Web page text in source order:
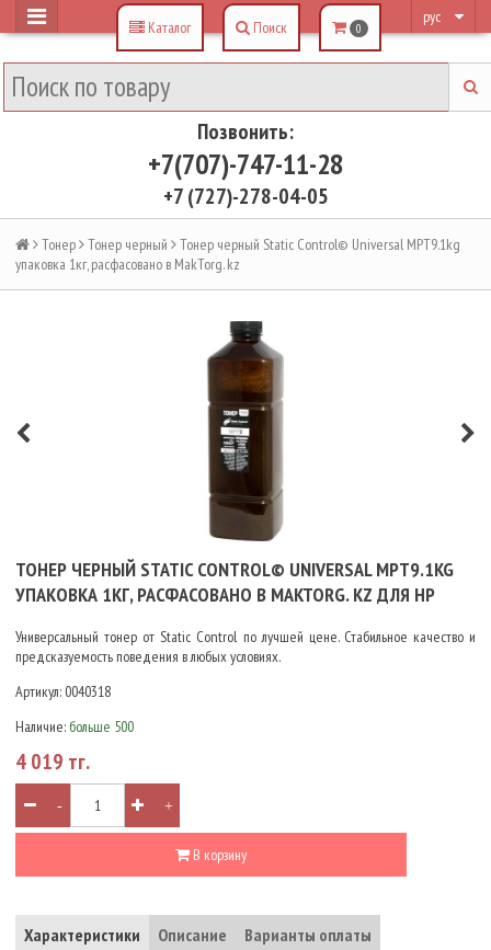
рус
Позвонить:
+7(707)-747-11-28
+7 (727)-278-04-05
Каталог Поиск 0
Тонер Тонер черный
Тонер черный Static Control© Universal MPT9.1kg
упаковка 1кг, расфасовано в MakTorg. kz
ТОНЕР ЧЕРНЫЙ STATIC CONTROL© UNIVERSAL MPT9.1KG
УПАКОВКА 1КГ, РАСФАСОВАНО В MAKTORG. KZ ДЛЯ HP
Универсальный тонер от Static Control по лучшей цене. Стабильное качество и
предсказуемость поведения в любых условиях.
Артикул: 0040318
Наличие: больше 500
4 019 тг.
- +
В корзину
Характеристики Описание Варианты оплаты